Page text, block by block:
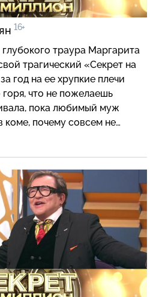
16+
траура Маргарита
трагический «Секрет на
год на ее хрупкие плечи
что не пожелаешь
пока любимый муж
коме, почему совсем не
диагноза и сможет ли